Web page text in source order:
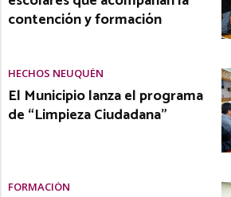
contención y formación
HECHOS NEUQUÉN
El Municipio lanza el programa
de “Limpieza Ciudadana”
FORMACIÓN